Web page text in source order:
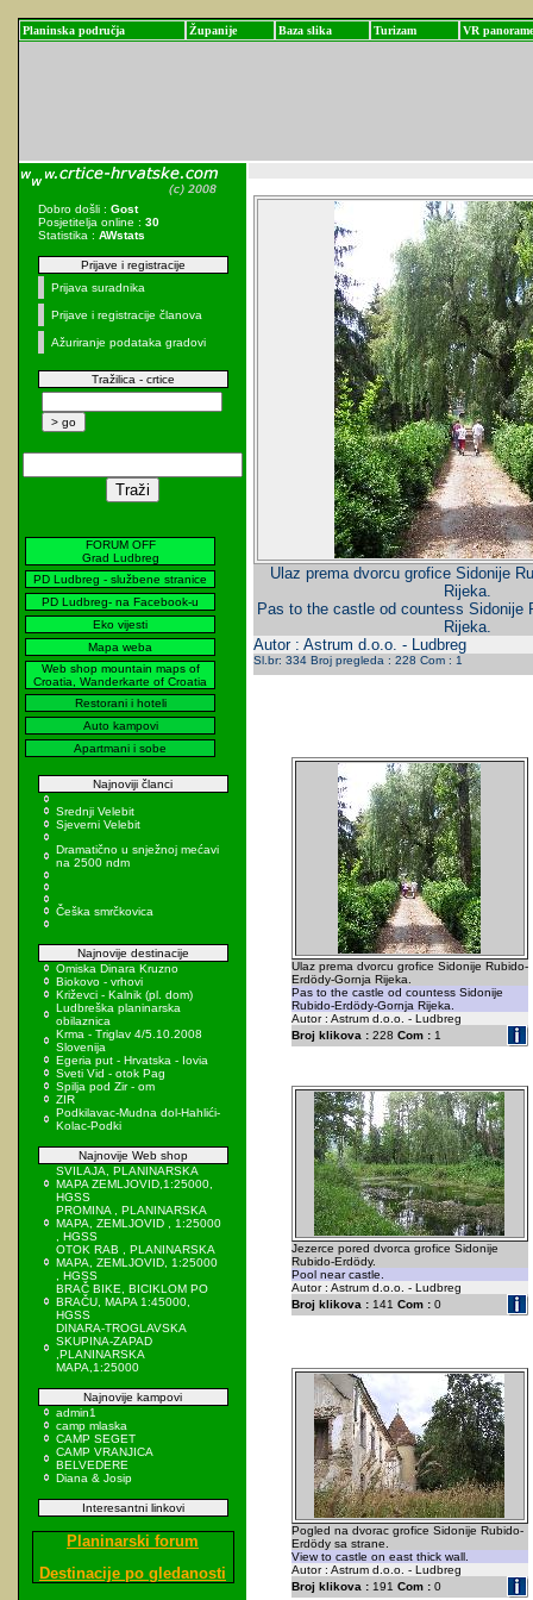
Planinska područja Županije Baza slika Turizam VR panorame
Dobro došli : Gost
Posjetitelja online : 30
Statistika : AWstats
Prijave i registracije
Prijava suradnika
Prijave i registracije članova
Ažuriranje podataka gradovi
Tražilica - crtice
FORUM OFF
Grad Ludbreg
PD Ludbreg - službene stranice
PD Ludbreg- na Facebook-u
Eko vijesti
Mapa weba
Web shop mountain maps of
Croatia, Wanderkarte of Croatia
Restorani i hoteli
Auto kampovi
Apartmani i sobe
Najnoviji članci
Srednji Velebit
Sjeverni Velebit
Dramatično u snježnoj mećavi
na 2500 ndm
Češka smrčkovica
Najnovije destinacije
Omiska Dinara Kruzno
Biokovo - vrhovi
Križevci - Kalnik (pl. dom)
Ludbreška planinarska
obilaznica
Krma - Triglav 4/5.10.2008
Slovenija
Egeria put - Hrvatska - Iovia
Sveti Vid - otok Pag
Spilja pod Zir - om
ZIR
Podkilavac-Mudna dol-Hahlići-
Kolac-Podki
Najnovije Web shop
SVILAJA, PLANINARSKA
MAPA ZEMLJOVID,1:25000,
HGSS
PROMINA , PLANINARSKA
MAPA, ZEMLJOVID , 1:25000
, HGSS
OTOK RAB , PLANINARSKA
MAPA, ZEMLJOVID, 1:25000
, HGSS
BRAČ BIKE, BICIKLOM PO
BRAČU, MAPA 1:45000,
HGSS
DINARA-TROGLAVSKA
SKUPINA-ZAPAD
,PLANINARSKA
MAPA,1:25000
Najnovije kampovi
admin1
camp mlaska
CAMP SEGET
CAMP VRANJICA
BELVEDERE
Diana & Josip
Interesantni linkovi
Planinarski forum
Destinacije po gledanosti
Ulaz prema dvorcu grofice Sidonije
Rijeka.
Pas to the castle od countess Sidonije
Rijeka.
Autor : Astrum d.o.o. - Ludbreg
Sl.br: 334 Broj pregleda : 228 Com : 1
Ulaz prema dvorcu grofice Sidonije Rubido-
Erdödy-Gornja Rijeka.
Pas to the castle od countess Sidonije
Rubido-Erdödy-Gornja Rijeka.
Autor : Astrum d.o.o. - Ludbreg
Broj klikova :228 Com :1
Jezerce pored dvorca grofice Sidonije
Rubido-Erdödy.
Pool near castle.
Autor : Astrum d.o.o. - Ludbreg
Broj klikova :141 Com :0
Pogled na dvorac grofice Sidonije Rubido-
Erdödy sa strane.
View to castle on east thick wall.
Autor : Astrum d.o.o. - Ludbreg
Broj klikova :191 Com :0